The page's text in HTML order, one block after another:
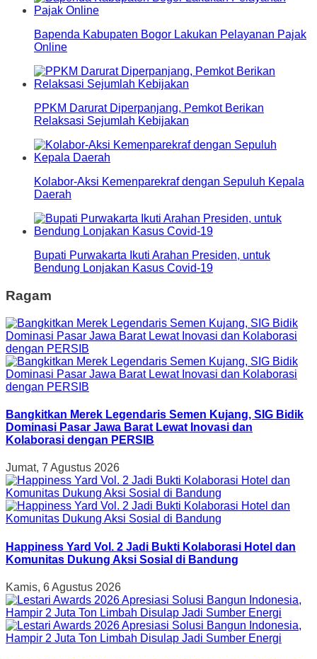
Bapenda Kabupaten Bogor Lakukan Pelayanan Pajak
Online
PPKM Darurat Diperpanjang, Pemkot Berikan
Relaksasi Sejumlah Kebijakan
Kolabor-Aksi Kemenparekraf dengan Sepuluh Kepala
Daerah
Bupati Purwakarta Ikuti Arahan Presiden, untuk
Bendung Lonjakan Kasus Covid-19
Ragam
Bangkitkan Merek Legendaris Semen Kujang, SIG Bidik
Dominasi Pasar Jawa Barat Lewat Inovasi dan
Kolaborasi dengan PERSIB
Jumat, 7 Agustus 2026
Happiness Yard Vol. 2 Jadi Bukti Kolaborasi Hotel dan
Komunitas Dukung Aksi Sosial di Bandung
Kamis, 6 Agustus 2026